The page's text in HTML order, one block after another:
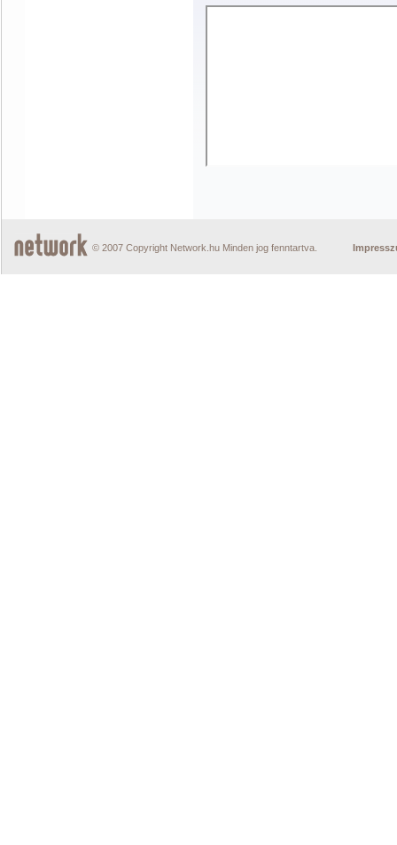
© 2007 Copyright Network.hu Minden jog fenntartva.